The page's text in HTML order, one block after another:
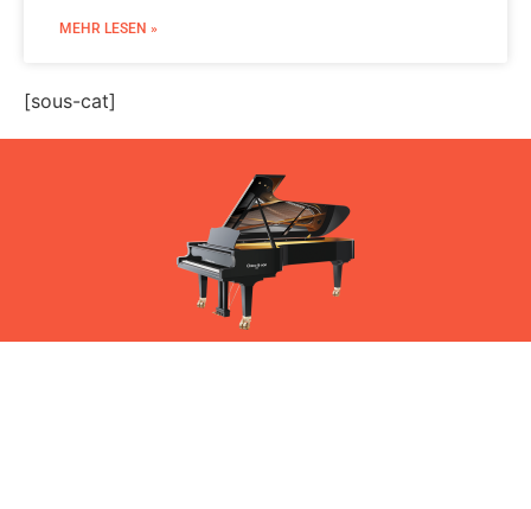
MEHR LESEN »
[sous-cat]